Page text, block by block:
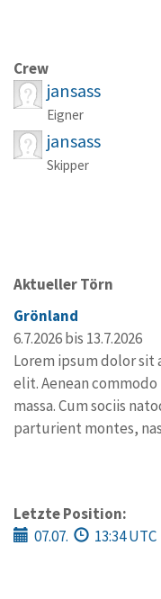
Crew
jansass
Eigner
jansass
Skipper
Aktueller Törn
Grönland
6.7.2026 bis 13.7.2026
Lorem ipsum dolor
elit. Aenean
massa. Cum sociis
parturient montes,
Letzte Position:
07.07.
13:34 UTC